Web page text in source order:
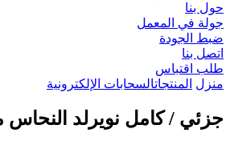
حول بنا
جولة في المعمل
ضبط الجودة
اتصل بنا
طلب اقتباس
منزل المنتجاتالسحابات الإلكترونية
جزئي / كامل نويرلد النحاس